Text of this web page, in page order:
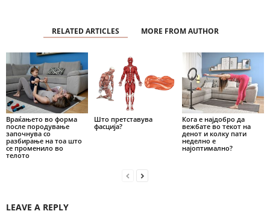
RELATED ARTICLES MORE FROM AUTHOR
Враќањето во форма
после породување
започнува со
разбирање на тоа што
се променило во
телото
Што претставува
фасција?
Кога е најдобро да
вежбате во текот на
денот и колку пати
неделно е
најоптимално?
LEAVE A REPLY